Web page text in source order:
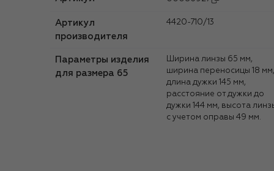
Артикул
производителя
4420-710/13
Параметры изделия
для размера 65
Ширина линзы 65 мм,
ширина переносицы 18 мм,
длина дужки 145 мм,
расстояние от дужки до
дужки 144 мм, высота
с учетом оправы 49 мм.